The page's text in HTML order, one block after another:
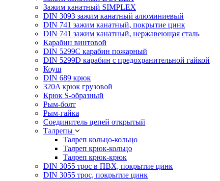
Зажим канатный SIMPLEX
DIN 3093 зажим канатный алюминиевый
DIN 741 зажим канатный, покрытие цинк
DIN 741 зажим канатный, нержавеющая сталь
Карабин винтовой
DIN 5299C карабин пожарный
DIN 5299D карабин с предохранительной гайкой
Коуш
DIN 689 крюк
320A крюк грузовой
Крюк S-образный
Рым-болт
Рым-гайка
Соединитель цепей открытый
Талрепы
Талреп кольцо-кольцо
Талреп крюк-кольцо
Талреп крюк-крюк
DIN 3055 трос в ПВХ, покрытие цинк
DIN 3055 трос, покрытие цинк